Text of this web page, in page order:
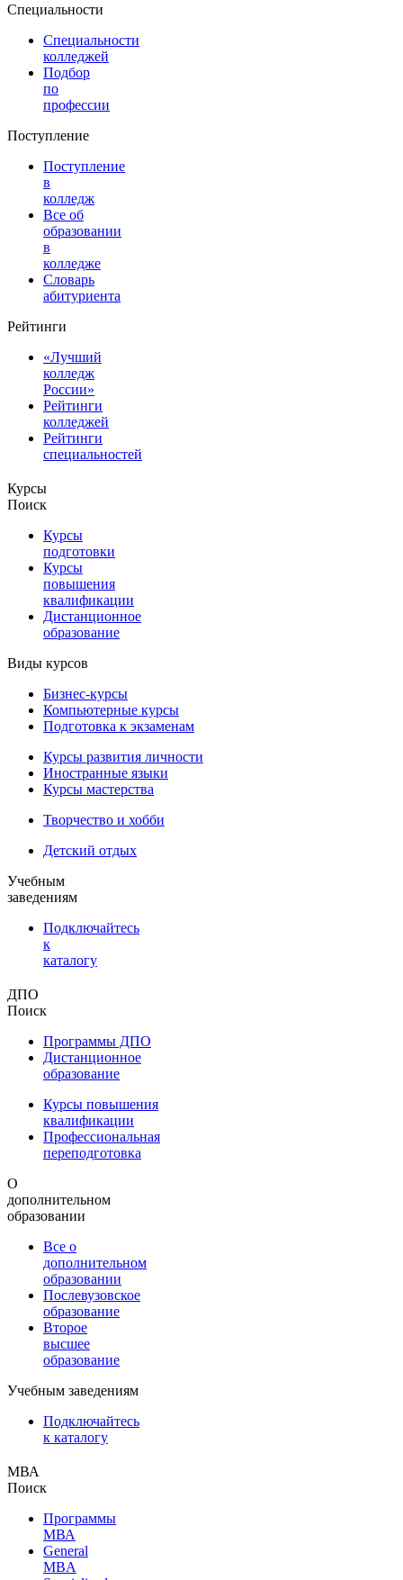
Специальности
Специальности
колледжей
Подбор
по
профессии
Поступление
Поступление
в
колледж
Все об
образовании
в
колледже
Словарь
абитуриента
Рейтинги
«Лучший
колледж
России»
Рейтинги
колледжей
Рейтинги
специальностей
Курсы
Поиск
Курсы
подготовки
Курсы
повышения
квалификации
Дистанционное
образование
Виды курсов
Бизнес-курсы
Компьютерные курсы
Подготовка к экзаменам
Курсы развития личности
Иностранные языки
Курсы мастерства
Творчество и хобби
Детский отдых
Учебным
заведениям
Подключайтесь
к
каталогу
ДПО
Поиск
Программы ДПО
Дистанционное
образование
Курсы повышения
квалификации
Профессиональная
переподготовка
О
дополнительном
образовании
Все о
дополнительном
образовании
Послевузовское
образование
Второе
высшее
образование
Учебным заведениям
Подключайтесь
к каталогу
МВА
Поиск
Программы
МВА
General
MBA